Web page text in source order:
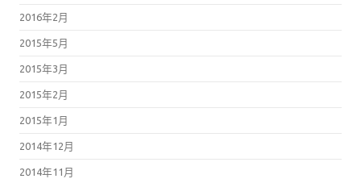
2016年2月
2015年5月
2015年3月
2015年2月
2015年1月
2014年12月
2014年11月